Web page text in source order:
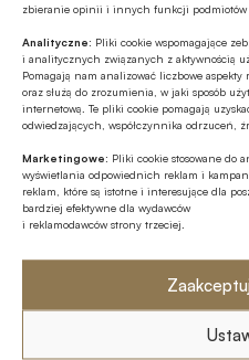
zbieranie opinii i innych funkcji podmiotów
Analityczne: Pliki cookie wspomagające
i analitycznych związanych z aktywnością
Pomagają nam analizować liczbowe
oraz służą do zrozumienia, w jaki sposób
internetową. Te pliki cookie pomagają
odwiedzających, współczynnika odrzuceń,
Marketingowe: Pliki cookie stosowane do
wyświetlania odpowiednich reklam i
reklam, które są istotne i interesujące dla
bardziej efektywne dla wydawców
i reklamodawców strony trzeciej.
Czytaj artykuł